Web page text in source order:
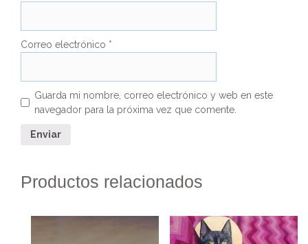
Correo electrónico *
Guarda mi nombre, correo electrónico y web en este
navegador para la próxima vez que comente.
Productos relacionados